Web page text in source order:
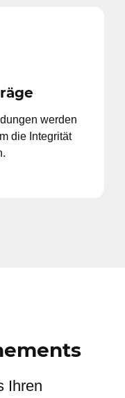
werden
die Integrität
Ihren